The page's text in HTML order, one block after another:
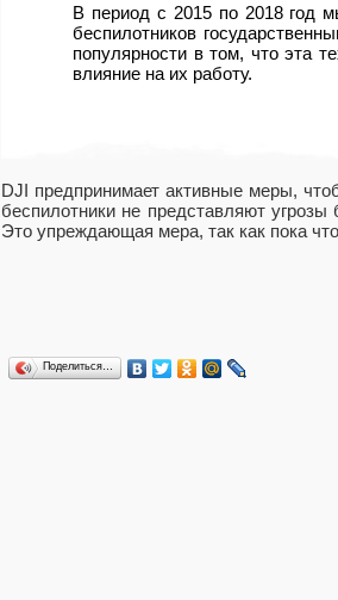
В период с 2015 по 2018 год
беспилотников
популярности в том, что эта
влияние на их работу.
DJI предпринимает активные меры,
беспилотники не представляют
Это упреждающая мера, так как пока
Поделиться…